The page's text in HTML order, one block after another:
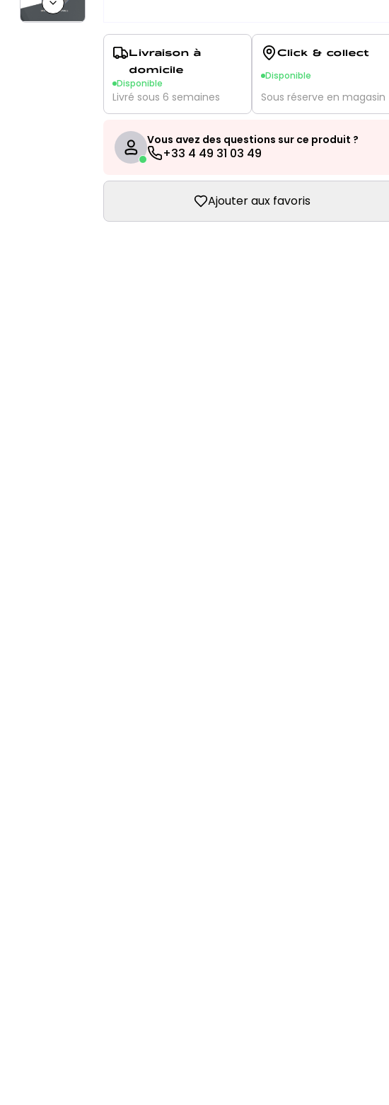
Next slide
Livraison à
domicile
Disponible
Livré sous 6 semaines
Click & collect
Disponible
Sous réserve en magasin
Vous avez des questions sur ce produit ?
+33 4 49 31 03 49
Ajouter aux favoris